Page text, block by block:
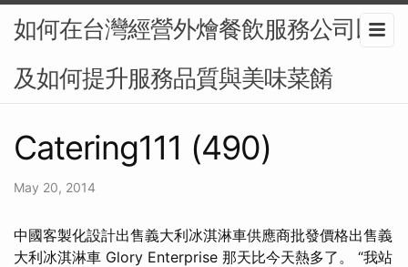
如何在台灣經營外燴餐飲服務公司以
及如何提升服務品質與美味菜餚
Catering111 (490)
May 20, 2014
中國客製化設計出售義大利冰淇淋車供應商批發價格出售義
大利冰淇淋車 Glory Enterprise 那天比今天熱多了。 “我站